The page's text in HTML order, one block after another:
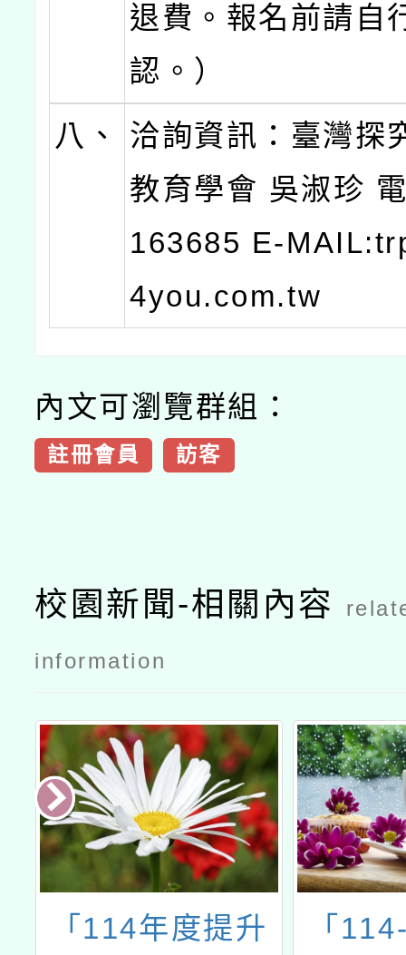
退費。報名前請自
認。）
八、
洽詢資訊：臺灣探
教育學會 吳淑珍
163685 E-
4you.com.tw
內文可瀏覽群組：
註冊會員 訪客
校園新聞-相關內容
information
「114-2當遊戲
「